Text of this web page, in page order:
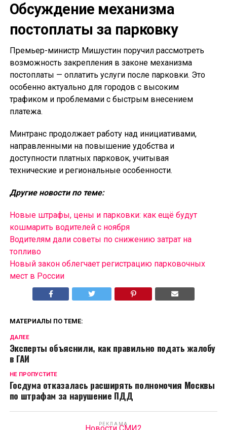
Обсуждение механизма
постоплаты за парковку
Премьер-министр Мишустин поручил рассмотреть
возможность закрепления в законе механизма
постоплаты — оплатить услуги после парковки. Это
особенно актуально для городов с высоким
трафиком и проблемами с быстрым внесением
платежа.
Минтранс продолжает работу над инициативами,
направленными на повышение удобства и
доступности платных парковок, учитывая
технические и региональные особенности.
Другие новости по теме:
Новые штрафы, цены и парковки: как ещё будут
кошмарить водителей с ноября
Водителям дали советы по снижению затрат на
топливо
Новый закон облегчает регистрацию парковочных
мест в России
МАТЕРИАЛЫ ПО ТЕМЕ:
ДАЛЕЕ
Эксперты объяснили, как правильно подать жалобу
в ГАИ
НЕ ПРОПУСТИТЕ
Госдума отказалась расширять полномочия Москвы
по штрафам за нарушение ПДД
РЕКЛАМА